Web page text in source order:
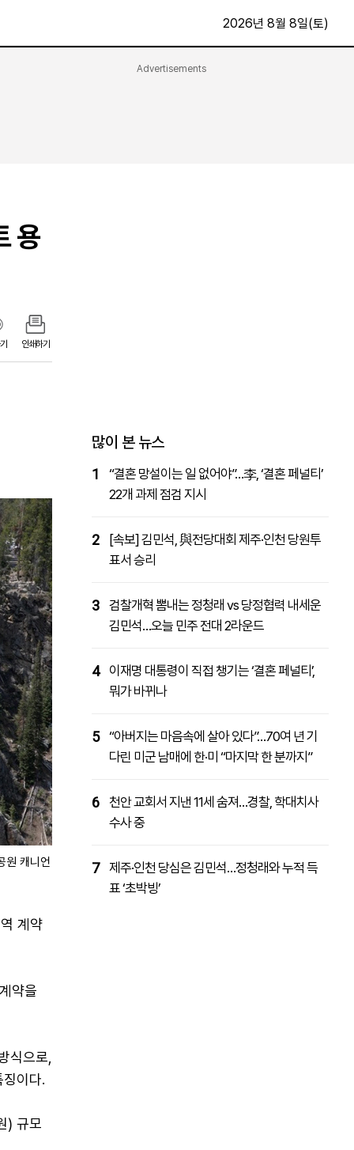
2026년 8월 8일(토)
Advertisements
용
인쇄하기
캐니언 림 트레일·
계약
약을
으로,
이다.
) 규모
많이 본 뉴스
1
“결혼 망설이는 일 없어야”…李, ‘결혼 페널티’
22개 과제 점검 지시
2
[속보] 김민석, 與전당대회 제주·인천 당원투
표서 승리
3 검찰개혁 뽐내는 정청래 vs 당정협력 내세운
김민석…오늘 민주 전대 2라운드
4
이재명 대통령이 직접 챙기는 ‘결혼 페널티’,
뭐가 바뀌나
5 “아버지는 마음속에 살아 있다”…70여 년 기
다린 미군 남매에 한·미 “마지막 한 분까지”
6 천안 교회서 지낸 11세 숨져…경찰, 학대치사
수사 중
7 제주·인천 당심은 김민석…정청래와 누적 득
표 ‘초박빙’